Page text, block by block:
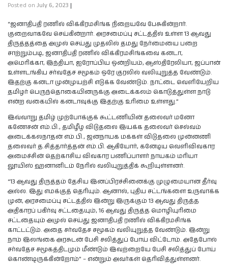
Posted on July 6, 2023 |
“ஜனாதிபதி ரணில் விக்கிரமசிங்க நிறையவே பேசுகின்றார்.
குறைவாகவே செய்கின்றார். அரசமைப்பு சட்டத்தில் உள்ள 13 ஆவது
திருத்தத்தை அமுல் செய்து முதலில் தமது நேர்மையை பறை
சாற்றும்படி, ஜனாதிபதி ரணில் விக்கிரமசிங்கவை கனடா,
அமெரிக்கா, இந்தியா, ஐரோப்பிய ஒன்றியம், ஆஸ்திரேலியா, ஜப்பான்
உள்ளடங்கிய சர்வதேச சமூகம் ஒரே குரலில் வலியுறுத்த வேண்டும்.
இதற்கு கனடா முன்முயற்சி எடுக்க வேண்டும். நாட்டை வெளியேறிய
தமிழர் பெருந்தொகையினருக்கு அடைக்கலம் கொடுத்துள்ள நாடு
என்ற வகையில் கனடாவுக்கு இதற்கு உரிமை உள்ளது.”
இவ்வாறு தமிழ் முற்போக்குக் கூட்டணியின் தலைவர் மனோ
கணேசன் எம்.பி., தமிழீழ விடுதலை இயக்க தலைவர் செல்வம்
அடைக்கலநாதன் எம்.பி., ஜனநாயக மக்கள் விடுதலை முன்னணி
தலைவர் த.சித்தார்த்தன் எம்.பி. ஆகியோர், கனேடிய வெளிவிவகார
அமைச்சின் தெற்காசிய விவகார பணிப்பாளர் நாயகம் மரியா
லூயிஸ் ஹனானிடம் நேரில் வலியுறுத்திக் கூறியுள்ளனர்.
“13 ஆவது திருத்தம் தேசிய இனப்பிரச்சினைக்கு முழுமையான தீர்வு
அல்ல. இது எமக்குத் தெரியும். ஆனால், புதிய சட்டங்களை உருவாக்க
முன், அரசமைப்பு சட்டத்தில் இன்று இருக்கும் 13 ஆவது திருத்த
அதிகாரப் பகிர்வு சட்டதையும், 16 ஆவது திருத்த மொழியுரிமை
சட்டதையும் அமுல் செய்து ஜனாதிபதி ரணில் விக்கிரமசிங்க
காட்டட்டும். அதை சர்வதேச சமூகம் வலியுறுத்த வேண்டும். இன்று
நாம் இலங்கை அரசுடன் பேசி சலித்துப் போய் விட்டோம். அதேபோல்
சர்வதேச சமூகத்திடமும் மீண்டும் இவற்றையே பேசி சலித்துப் போய்
கொண்டிருக்கின்றோம்” – என்றும் அவர்கள் தெரிவித்துள்ளனர்.